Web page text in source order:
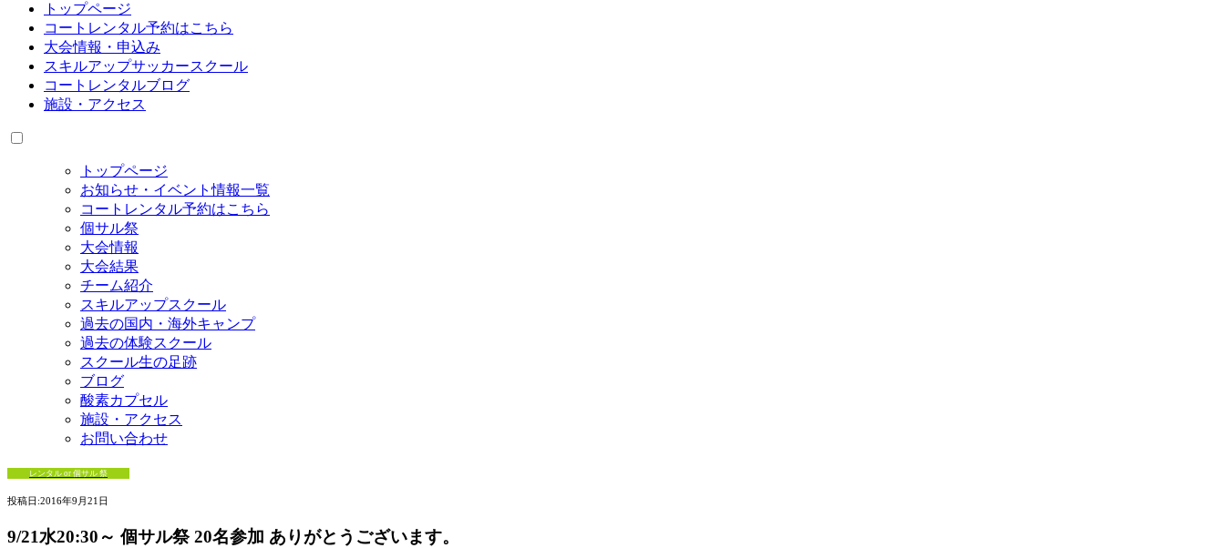
トップページ
コートレンタル予約はこちら
大会情報・申込み
スキルアップサッカースクール
コートレンタルブログ
施設・アクセス
トップページ
お知らせ・イベント情報一覧
コートレンタル予約はこちら
個サル祭
大会情報
大会結果
チーム紹介
スキルアップスクール
過去の国内・海外キャンプ
過去の体験スクール
スクール生の足跡
ブログ
酸素カプセル
施設・アクセス
お問い合わせ
レンタル or 個サル 祭
投稿日:2016年9月21日
9/21水20:30～ 個サル祭 20名参加 ありがとうございます。